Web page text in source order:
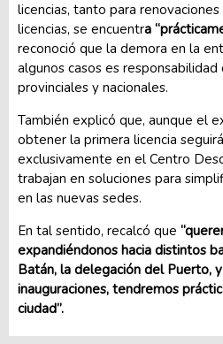
licencias, tanto para
licencias, se encuentra
reconoció que la demora en la
algunos casos es
provinciales y nacionales.
También explicó que, aunque el
obtener la primera licencia
exclusivamente en el Centro
trabajan en soluciones para
en las nuevas sedes.
En tal sentido, recalcó que
expandiéndonos hacia distintos
Batán, la delegación del Puerto,
inauguraciones, tendremos
ciudad”.